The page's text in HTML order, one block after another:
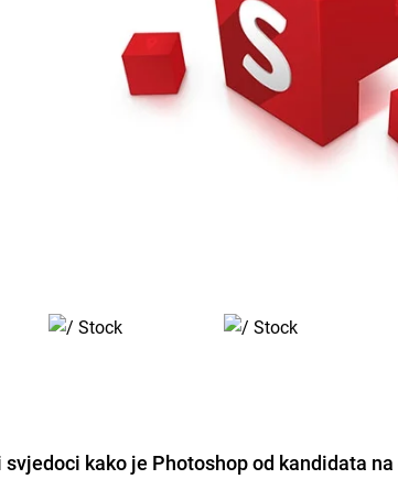
kako je Photoshop od kandidata